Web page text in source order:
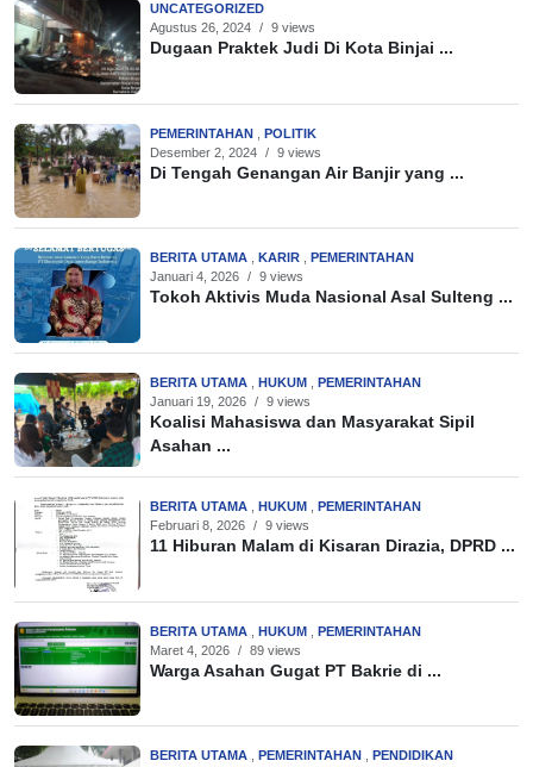
UNCATEGORIZED
Agustus 26, 2024 / 9 views
Dugaan Praktek Judi Di Kota Binjai ...
PEMERINTAHAN
POLITIK
Desember 2, 2024 / 9 views
Di Tengah Genangan Air Banjir yang ...
BERITA UTAMA KARIR
PEMERINTAHAN
Januari 4, 2026 / 9 views
Tokoh Aktivis Muda Nasional Asal Sulteng ...
BERITA UTAMA HUKUM
PEMERINTAHAN
Januari 19, 2026 / 9 views
Koalisi Mahasiswa dan Masyarakat Sipil
Asahan ...
BERITA UTAMA HUKUM
PEMERINTAHAN
Februari 8, 2026 / 9 views
11 Hiburan Malam di Kisaran Dirazia, DPRD ...
BERITA UTAMA HUKUM
PEMERINTAHAN
Maret 4, 2026 / 89 views
Warga Asahan Gugat PT Bakrie di ...
BERITA UTAMA PEMERINTAHAN PENDIDIKAN